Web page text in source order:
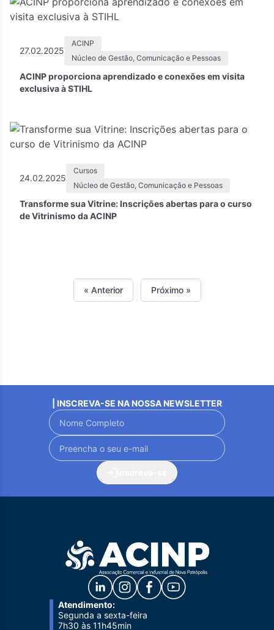
27.02.2025
ACINP
Núcleo de Gestão, Comunicação e Pessoas
ACINP proporciona aprendizado e conexões em visita
exclusiva à STIHL
24.02.2025
Cursos
Núcleo de Gestão, Comunicação e Pessoas
Transforme sua Vitrine: Inscrições abertas para o curso
de Vitrinismo da ACINP
« Anterior Próximo »
| INSCREVA-SE NA NOSSA NEWSLETTER
Atendimento:
Segunda a sexta-feira
7h30 às 11h45min